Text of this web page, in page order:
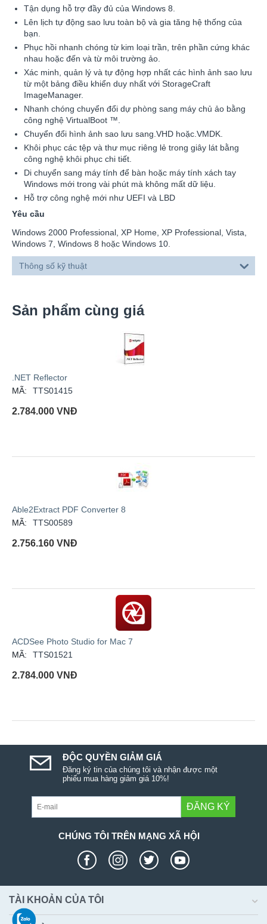
Tận dụng hỗ trợ đầy đủ của Windows 8.
Lên lịch tự động sao lưu toàn bộ và gia tăng hệ thống của
bạn.
Phục hồi nhanh chóng từ kim loại trần, trên phần cứng khác
nhau hoặc đến và từ môi trường ảo.
Xác minh, quản lý và tự động hợp nhất các hình ảnh sao lưu
từ một bảng điều khiển duy nhất với StorageCraft
ImageManager.
Nhanh chóng chuyển đổi dự phòng sang máy chủ ảo bằng
công nghệ VirtualBoot ™.
Chuyển đổi hình ảnh sao lưu sang.VHD hoặc.VMDK.
Khôi phục các tệp và thư mục riêng lẻ trong giây lát bằng
công nghệ khôi phục chi tiết.
Di chuyển sang máy tính để bàn hoặc máy tính xách tay
Windows mới trong vài phút mà không mất dữ liệu.
Hỗ trợ công nghệ mới như UEFI và LBD
Yêu cầu
Windows 2000 Professional, XP Home, XP Professional, Vista,
Windows 7, Windows 8 hoặc Windows 10.
Thông số kỹ thuật
Sản phẩm cùng giá
.NET Reflector
MÃ:
TTS01415
2.784.000 VNĐ
Able2Extract PDF Converter 8
MÃ:
TTS00589
2.756.160 VNĐ
ACDSee Photo Studio for Mac 7
MÃ:
TTS01521
2.784.000 VNĐ
ĐỘC QUYỀN GIẢM GIÁ
Đăng ký tin của chúng tôi và nhận được một
phiếu mua hàng giảm giá 10%!
ĐĂNG KÝ
CHÚNG TÔI TRÊN MẠNG XÃ HỘI
TÀI KHOẢN CỦA TÔI